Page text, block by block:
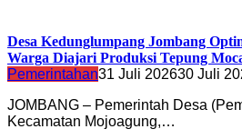
Desa Kedunglumpang Jombang
Warga Diajari Produksi Tepung
Pemerintahan31 Juli 202630 Juli
JOMBANG – Pemerintah Desa
Kecamatan Mojoagung,…